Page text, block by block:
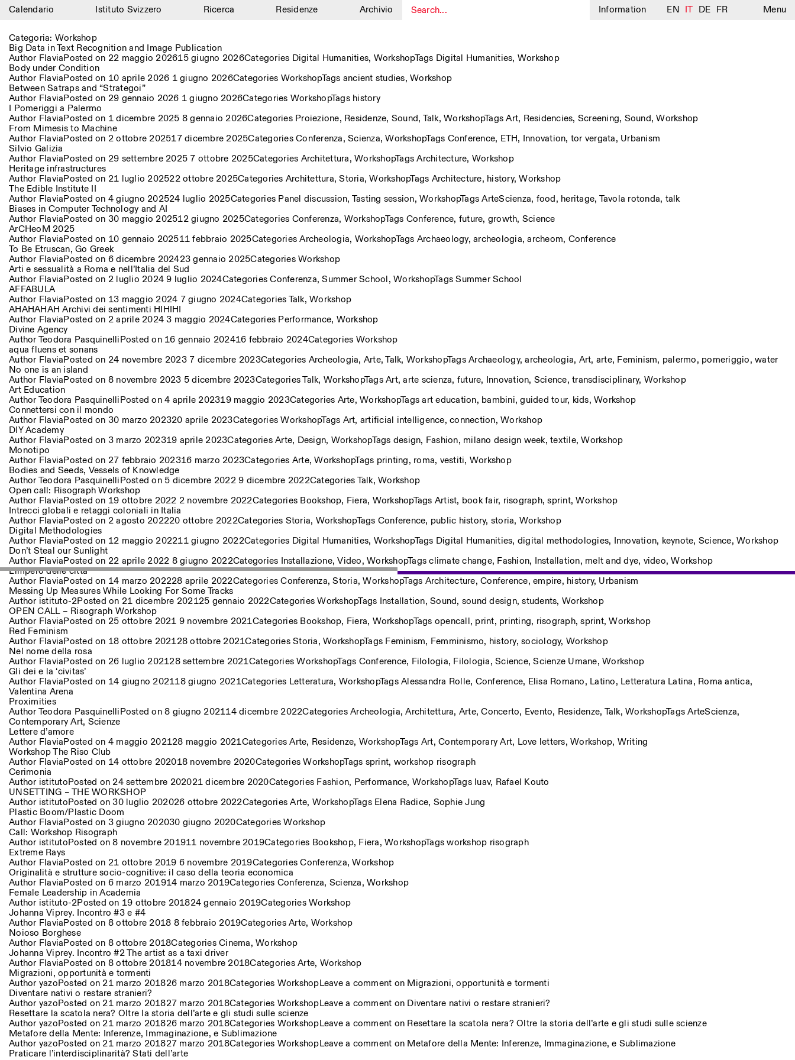
Calendario Istituto Svizzero Ricerca Residenze Archivio Information EN IT DE FR Menu
Calendario
Istituto Svizzero
Ricerca
Residenze
Archivio
Blog
Organizzazione
Biblioteca
Jobs
Altre Attività
NEWSLETTER
Registrati alla nostra newsletter per ricevere informazioni sui nostri eventi
Facebook Instagram Linkedin Vimeo Privacy Policy
Categoria: Workshop
Big Data in Text Recognition and Image Publication
Author FlaviaPosted on 22 maggio 202615 giugno 2026Categories Digital Humanities, WorkshopTags Digital Humanities, Workshop
Body under Condition
Author FlaviaPosted on 10 aprile 2026 1 giugno 2026Categories WorkshopTags ancient studies, Workshop
Between Satraps and “Strategoi”
Author FlaviaPosted on 29 gennaio 2026 1 giugno 2026Categories WorkshopTags history
I Pomeriggi a Palermo
Author FlaviaPosted on 1 dicembre 2025 8 gennaio 2026Categories Proiezione, Residenze, Sound, Talk, WorkshopTagsArt, Residencies, Screening, Sound,Workshop
From Mimesis to Machine
Author FlaviaPosted on 2 ottobre 202517 dicembre 2025Categories Conferenza, Scienza,WorkshopTags Conference, ETH, Innovation, tor vergata, Urbanism
Silvio Galizia
Author FlaviaPosted on 29 settembre 2025 7 ottobre 2025Categories Architettura, WorkshopTagsArchitecture, Workshop
Heritage infrastructures
Author FlaviaPosted on 21 luglio 202522 ottobre 2025Categories Architettura,Storia,WorkshopTags Architecture, history,Workshop
The Edible Institute II
Author FlaviaPosted on 4 giugno 202524 luglio 2025Categories Panel discussion, Tasting session, WorkshopTagsArteScienza, food, heritage, Tavola rotonda, talk
Biases in Computer Technology and AI
Author FlaviaPosted on 30 maggio 202512 giugno 2025Categories Conferenza, WorkshopTags Conference, future, growth, Science
ArCHeoM 2025
Author FlaviaPosted on 10 gennaio 202511 febbraio 2025CategoriesArcheologia, WorkshopTags Archaeology, archeologia,archeom, Conference
To Be Etruscan, Go Greek
Author FlaviaPosted on 6 dicembre 202423 gennaio 2025Categories Workshop
Arti e sessualità a Roma e nell’Italia del Sud
Author FlaviaPosted on 2 luglio 2024 9 luglio 2024CategoriesConferenza,Summer School, WorkshopTagsSummer School
AFFABULA
Author FlaviaPosted on 13 maggio 2024 7 giugno 2024Categories Talk, Workshop
AHAHAHAH Archivi dei sentimenti HIHIHI
Author FlaviaPosted on 2 aprile 2024 3 maggio 2024Categories Performance, Workshop
Divine Agency
Author Teodora PasquinelliPosted on 16 gennaio 202416 febbraio 2024Categories Workshop
aqua fluens et sonans
Author FlaviaPosted on 24 novembre 20237 dicembre 2023Categories Archeologia, Arte,Talk, WorkshopTags Archaeology,archeologia, Art, arte, Feminism, palermo, pomeriggio, water
No one is an island
Author FlaviaPosted on 8 novembre 2023 5 dicembre 2023CategoriesTalk, WorkshopTags Art,arte scienza, future, Innovation, Science, transdisciplinary, Workshop
Art Education
Author Teodora PasquinelliPosted on 4 aprile 202319 maggio 2023Categories Arte, WorkshopTagsart education, bambini,guided tour, kids, Workshop
Connettersi con il mondo
Author FlaviaPosted on 30 marzo 202320 aprile 2023CategoriesWorkshopTags Art, artificial intelligence, connection, Workshop
DIY Academy
Author FlaviaPosted on 3 marzo 202319 aprile 2023Categories Arte, Design, WorkshopTags design, Fashion, milano design week, textile,Workshop
Monotipo
Author FlaviaPosted on 27 febbraio 202316 marzo 2023Categories Arte,WorkshopTags printing, roma, vestiti, Workshop
Bodies and Seeds, Vessels of Knowledge
Author Teodora PasquinelliPosted on 5 dicembre 20229 dicembre 2022Categories Talk, Workshop
Open call: Risograph Workshop
Author FlaviaPosted on 19 ottobre 2022 2 novembre 2022Categories Bookshop, Fiera, WorkshopTags Artist, book fair, risograph,sprint,Workshop
Intrecci globali e retaggi coloniali in Italia
Author FlaviaPosted on 2 agosto 202220 ottobre 2022Categories Storia, WorkshopTags Conference, public history, storia, Workshop
Digital Methodologies
Author FlaviaPosted on 12 maggio 202211 giugno 2022Categories Digital Humanities, WorkshopTags Digital Humanities, digital methodologies, Innovation, keynote, Science, Workshop
Don’t Steal our Sunlight
Author FlaviaPosted on 22 aprile 2022 8 giugno 2022Categories Installazione,Video, WorkshopTagsclimate change, Fashion, Installation, melt and dye, video,Workshop
L’impero delle città
Author FlaviaPosted on 14 marzo 202228 aprile 2022CategoriesConferenza,Storia,WorkshopTags Architecture, Conference, empire, history, Urbanism
Messing Up Measures While Looking For Some Tracks
Author istituto-2Posted on 21 dicembre 202125 gennaio 2022CategoriesWorkshopTags Installation, Sound, sound design,students, Workshop
OPEN CALL – Risograph Workshop
Author FlaviaPosted on 25 ottobre 2021 9 novembre 2021Categories Bookshop, Fiera, WorkshopTags opencall, print, printing, risograph,sprint,Workshop
Red Feminism
Author FlaviaPosted on 18 ottobre 202128 ottobre 2021Categories Storia, WorkshopTags Feminism, Femminismo, history, sociology, Workshop
Nel nome della rosa
Author FlaviaPosted on 26 luglio 202128 settembre 2021CategoriesWorkshopTags Conference, Filologia, Filologia, Science,Scienze Umane, Workshop
Gli dei e la ‘civitas’
Author FlaviaPosted on 14 giugno 202118 giugno 2021Categories Letteratura, WorkshopTags Alessandra Rolle, Conference, Elisa Romano, Latino, Letteratura Latina, Roma antica,
Valentina Arena
Proximities
Author Teodora PasquinelliPosted on 8 giugno 202114 dicembre 2022Categories Archeologia,Architettura, Arte,Concerto, Evento, Residenze, Talk, WorkshopTagsArteScienza,
Contemporary Art, Scienze
Lettere d’amore
Author FlaviaPosted on 4 maggio 202128 maggio 2021CategoriesArte, Residenze, WorkshopTags Art, Contemporary Art, Love letters, Workshop, Writing
Workshop The Riso Club
Author FlaviaPosted on 14 ottobre 202018 novembre 2020CategoriesWorkshopTags sprint, workshop risograph
Cerimonia
Author istitutoPosted on 24 settembre 202021 dicembre 2020Categories Fashion, Performance, WorkshopTags Iuav, Rafael Kouto
UNSETTING – THE WORKSHOP
Author istitutoPosted on30 luglio 202026 ottobre 2022CategoriesArte, WorkshopTags Elena Radice, Sophie Jung
Plastic Boom/Plastic Doom
Author FlaviaPosted on 3 giugno 202030 giugno 2020CategoriesWorkshop
Call: Workshop Risograph
Author istitutoPosted on8 novembre 201911 novembre 2019Categories Bookshop, Fiera, WorkshopTagsworkshop risograph
Extreme Rays
Author FlaviaPosted on 21 ottobre 2019 6 novembre 2019CategoriesConferenza,Workshop
Originalità e strutture socio-cognitive: il caso della teoria economica
Author FlaviaPosted on 6 marzo 201914 marzo 2019Categories Conferenza, Scienza, Workshop
Female Leadership in Academia
Author istituto-2Posted on 19 ottobre 201824 gennaio 2019Categories Workshop
Johanna Viprey. Incontro #3 e #4
Author FlaviaPosted on 8 ottobre 2018 8 febbraio 2019Categories Arte, Workshop
Noioso Borghese
Author FlaviaPosted on 8 ottobre 2018Categories Cinema, Workshop
Johanna Viprey. Incontro #2 The artist as a taxi driver
Author FlaviaPosted on 8 ottobre 201814 novembre 2018Categories Arte, Workshop
Migrazioni, opportunità e tormenti
Author yazoPosted on 21 marzo 201826 marzo 2018Categories WorkshopLeave a comment on Migrazioni, opportunità e tormenti
Diventare nativi o restare stranieri?
Author yazoPosted on 21 marzo 201827 marzo 2018Categories WorkshopLeave a comment on Diventare nativi o restare stranieri?
Resettare la scatola nera? Oltre la storia dell’arte e gli studi sulle scienze
Author yazoPosted on 21 marzo 201826 marzo 2018Categories WorkshopLeave a comment on Resettare la scatola nera? Oltre la storia dell’arte e gli studi sulle scienze
Metafore della Mente: Inferenze, Immaginazione, e Sublimazione
Author yazoPosted on 21 marzo 201827 marzo 2018Categories WorkshopLeave a comment on Metafore della Mente: Inferenze, Immaginazione, e Sublimazione
Praticare l’interdisciplinarità? Stati dell’arte